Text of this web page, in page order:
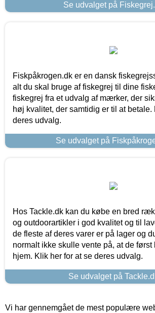
Se udvalget på
Fiskpåkrogen.dk er en dansk
alt du skal bruge af fiskegrej til dine
fiskegrej fra et udvalg af mærker, der
høj kvalitet, der samtidig er til at betale.
deres udvalg.
Se udvalget på
Hos Tackle.dk kan du købe en bred
og outdoorartikler i god kvalitet og til
de fleste af deres varer er på lager og
normalt ikke skulle vente på, at de
hjem. Klik her for at se deres udvalg.
Se udvalget på
Vi har gennemgået de mest populære